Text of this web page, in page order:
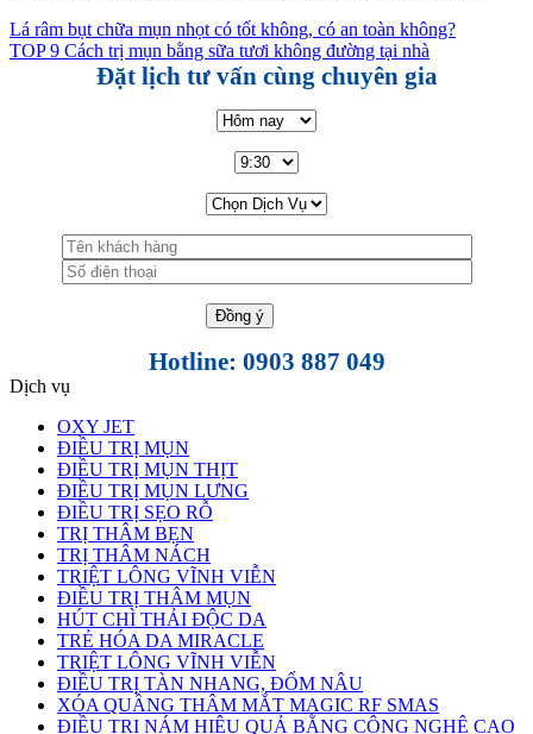
Lá râm bụt chữa mụn nhọt có tốt không, có an toàn không?
TOP 9 Cách trị mụn bằng sữa tươi không đường tại nhà
Đặt lịch tư vấn cùng chuyên gia
Hotline: 0903 887 049
Dịch vụ
OXY JET
ĐIỀU TRỊ MỤN
ĐIỀU TRỊ MỤN THỊT
ĐIỀU TRỊ MỤN LƯNG
ĐIỀU TRỊ SẸO RỖ
TRỊ THÂM BẸN
TRỊ THÂM NÁCH
TRIỆT LÔNG VĨNH VIỄN
ĐIỀU TRỊ THÂM MỤN
HÚT CHÌ THẢI ĐỘC DA
TRẺ HÓA DA MIRACLE
TRIỆT LÔNG VĨNH VIỄN
ĐIỀU TRỊ TÀN NHANG, ĐỐM NÂU
XÓA QUẦNG THÂM MẮT MAGIC RF SMAS
ĐIỀU TRỊ NÁM HIỆU QUẢ BẰNG CÔNG NGHỆ CAO